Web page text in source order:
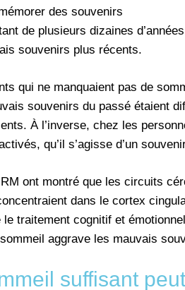
des souvenirs
de plusieurs dizaines
souvenirs plus récents.
qui ne manquaient pas de
souvenirs du passé étaient
À l’inverse, chez les
qu’il s’agisse d’un
ont montré que les circuits
dans le cortex
traitement cognitif et
aggrave les mauvais
suffisant